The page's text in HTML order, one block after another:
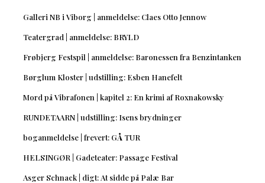
Galleri NB i Viborg | anmeldelse: Claes Otto Jennow
Teatergrad | anmeldelse: BRYLD
Frøbjerg Festspil | anmeldelse: Baronessen fra Benzintanken
Børglum Kloster | udstilling: Esben Hanefelt
Mord på Vibrafonen | kapitel 2: En krimi af Roxnakowsky
RUNDETAARN | udstilling: Isens brydninger
boganmeldelse | frevert: GÅ TUR
HELSINGØR | Gadeteater: Passage Festival
Asger Schnack | digt: At sidde på Palæ Bar